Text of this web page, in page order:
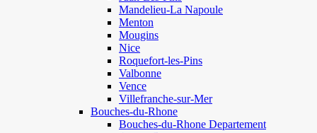
Mandelieu-La Napoule
Menton
Mougins
Nice
Roquefort-les-Pins
Valbonne
Vence
Villefranche-sur-Mer
Bouches-du-Rhone
Bouches-du-Rhone Departement